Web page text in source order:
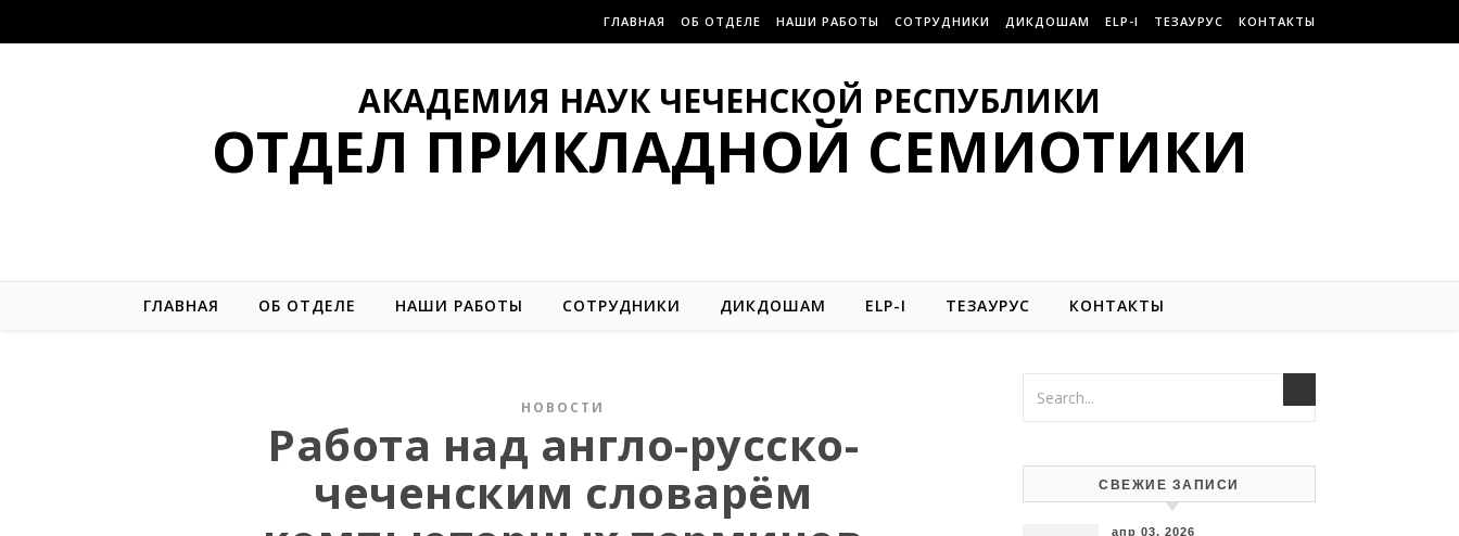
ГЛАВНАЯ ОБ ОТДЕЛЕ НАШИ РАБОТЫ СОТРУДНИКИ ДИКДОШАМ ELP-I ТЕЗАУРУС КОНТАКТЫ
АКАДЕМИЯ НАУК ЧЕЧЕНСКОЙ РЕСПУБЛИКИ
ОТДЕЛ ПРИКЛАДНОЙ СЕМИОТИКИ
ГЛАВНАЯ ОБ ОТДЕЛЕ НАШИ РАБОТЫ СОТРУДНИКИ ДИКДОШАМ ELP-I ТЕЗАУРУС КОНТАКТЫ
НОВОСТИ
Работа над англо-русско-
чеченским словарём
СВЕЖИЕ ЗАПИСИ
апр 03, 2026